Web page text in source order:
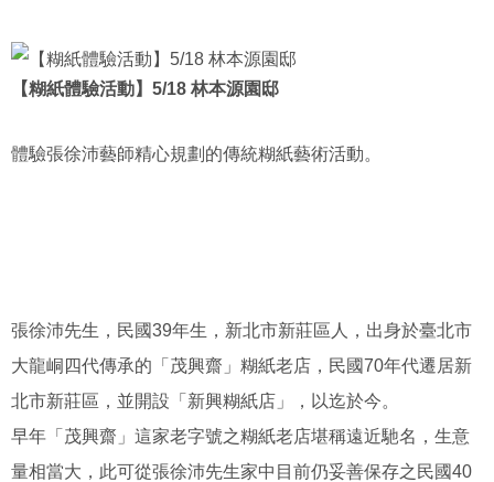
【糊紙體驗活動】5/18 林本源園邸
體驗張徐沛藝師精心規劃的傳統糊紙藝術活動。
張徐沛先生，民國39年生，新北市新莊區人，出身於臺北市
大龍峒四代傳承的「茂興齋」糊紙老店，民國70年代遷居新
北市新莊區，並開設「新興糊紙店」，以迄於今。
早年「茂興齋」這家老字號之糊紙老店堪稱遠近馳名，生意
量相當大，此可從張徐沛先生家中目前仍妥善保存之民國40